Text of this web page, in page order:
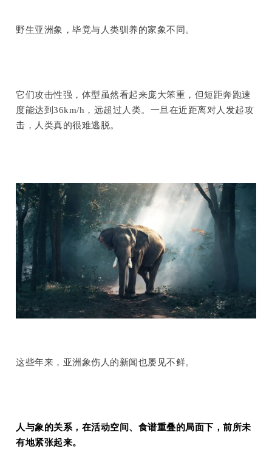
野生亚洲象，毕竟与人类驯养的家象不同。
它们攻击性强，体型虽然看起来庞大笨重，但短距奔跑速
度能达到36km/h，远超过人类。一旦在近距离对人发起攻
击，人类真的很难逃脱。
这些年来，亚洲象伤人的新闻也屡见不鲜。
人与象的关系，在活动空间、食谱重叠的局面下，前所未
有地紧张起来。